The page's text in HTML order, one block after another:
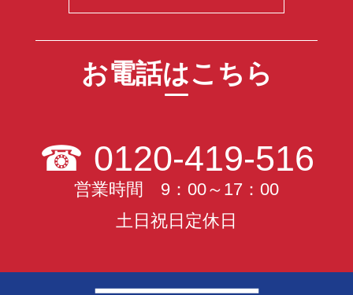
お電話はこちら
☎ 0120-419-516
営業時間 9：00～17：00
土日祝日定休日